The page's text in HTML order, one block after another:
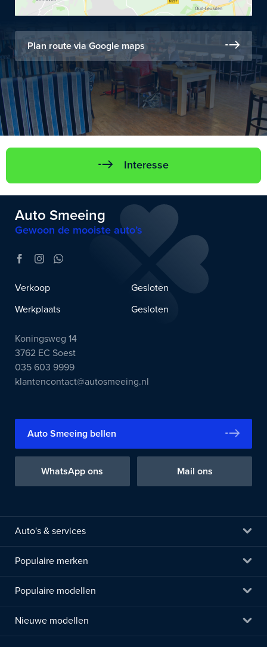
Plan route via Google maps
Interesse
Auto Smeeing
Gewoon de mooiste auto’s
Verkoop
Gesloten
Werkplaats
Gesloten
Koningsweg 14
3762 EC Soest
035 603 9999
klantencontact@autosmeeing.nl
Auto Smeeing bellen
WhatsApp ons Mail ons
Auto's & services
Populaire merken
Populaire modellen
Nieuwe modellen